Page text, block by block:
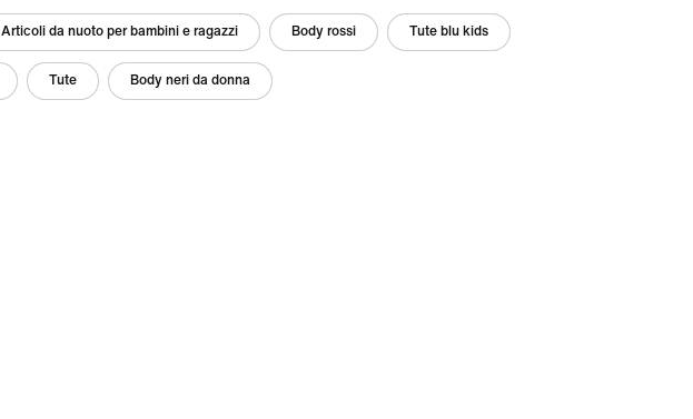
Articoli da nuoto per bambini e ragazzi Body rossi Tute blu kids
Tute Body neri da donna